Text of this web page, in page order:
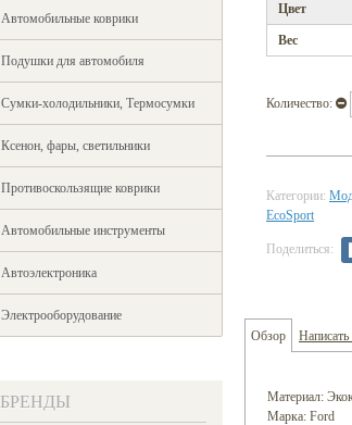
Автомобильные коврики
Подушки для автомобиля
Сумки-холодильники, Термосумки
Ксенон, фары, светильники
Противоскользящие коврики
Автомобильные инструменты
Автоэлектроника
Электрооборудование
БРЕНДЫ
Цвет
Вес
Количество:
Категории:
EcoSport
Поделиться:
Обзор
Материал:
Марка: Ford